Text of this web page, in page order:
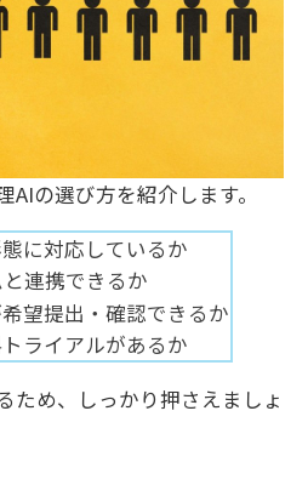
の選び方を紹介します。
に対応しているか
連携できるか
望提出・確認できるか
ライアルがあるか
ため、しっかり押さえましょ